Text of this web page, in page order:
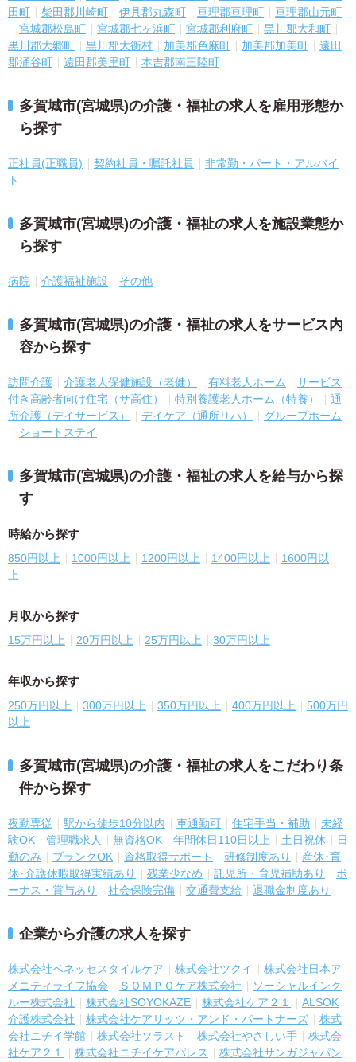
田町
柴田郡川崎町 伊具郡丸森町 亘理郡亘理町
亘理郡山元町
宮城郡松島町
宮城郡七ヶ浜町 宮城郡利府町
黒川郡大和町
黒川郡大郷町
黒川郡大衡村 加美郡色麻町 加美郡加美町
遠田
郡涌谷町
遠田郡美里町 本吉郡南三陸町
多賀城市(宮城県)の介護・福祉の求人を雇用形態か
ら探す
正社員(正職員) 契約社員・嘱託社員
非常勤・パート・アルバイ
ト
多賀城市(宮城県)の介護・福祉の求人を施設業態か
ら探す
病院 介護福祉施設 その他
多賀城市(宮城県)の介護・福祉の求人をサービス内
容から探す
訪問介護 介護老人保健施設（老健） 有料老人ホーム
サービス
付き高齢者向け住宅（サ高住）
特別養護老人ホーム（特養）
通
所介護（デイサービス）
デイケア（通所リハ）
グループホーム
ショートステイ
多賀城市(宮城県)の介護・福祉の求人を給与から探
す
時給から探す
850円以上 1000円以上 1200円以上 1400円以上
1600円以
上
月収から探す
15万円以上 20万円以上 25万円以上 30万円以上
年収から探す
250万円以上 300万円以上 350万円以上 400万円以上
500万円
以上
多賀城市(宮城県)の介護・福祉の求人をこだわり条
件から探す
夜勤専従 駅から徒歩10分以内 車通勤可 住宅手当・補助
未経
験OK
管理職求人 無資格OK 年間休日110日以上 土日祝休
日
勤のみ
ブランクOK 資格取得サポート 研修制度あり
産休･育
休･介護休暇取得実績あり
残業少なめ 託児所・育児補助あり
ボ
ーナス・賞与あり
社会保険完備 交通費支給 退職金制度あり
企業から介護の求人を探す
株式会社ベネッセスタイルケア 株式会社ツクイ
株式会社日本ア
メニティライフ協会
ＳＯＭＰＯケア株式会社
ソーシャルインク
ルー株式会社
株式会社SOYOKAZE 株式会社ケア２１
ALSOK
介護株式会社
株式会社ケアリッツ・アンド・パートナーズ
株式
会社ニチイ学館
株式会社ソラスト 株式会社やさしい手
株式会
社ケア２１
株式会社ニチイケアパレス
株式会社サンガジャパン